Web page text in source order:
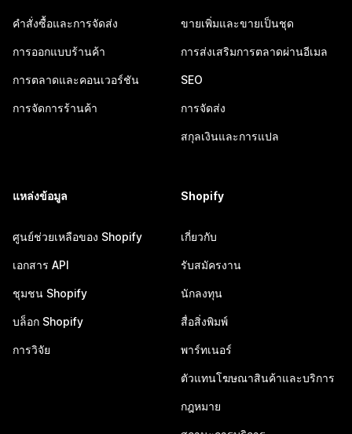
คำสั่งซื้อและการจัดส่ง
การออกแบบร้านค้า
การตลาดและคอนเวอร์ชัน
การจัดการร้านค้า
ขายเพิ่มและขายเป็นชุด
การส่งเสริมการตลาดผ่านอีเมล
SEO
การจัดส่ง
สกุลเงินและการแปล
แหล่งข้อมูล
ศูนย์ช่วยเหลือของ Shopify
เอกสาร API
ชุมชน Shopify
บล็อก Shopify
การวิจัย
Shopify
เกี่ยวกับ
รับสมัครงาน
นักลงทุน
สื่อสิ่งพิมพ์
พาร์ทเนอร์
ตัวแทนโฆษณาสินค้าและบริการ
กฎหมาย